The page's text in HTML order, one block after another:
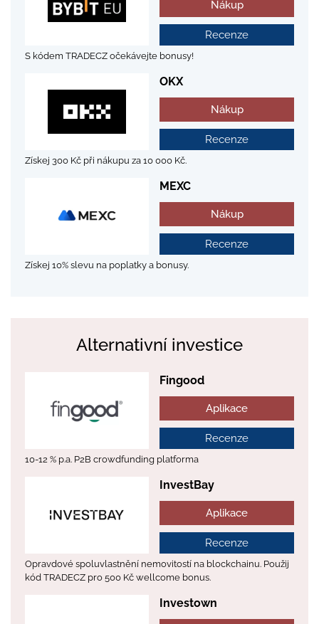
Nákup
Recenze
S kódem TRADECZ očekávejte bonusy!
OKX
Nákup
Recenze
Získej 300 Kč při nákupu za 10 000 Kč.
MEXC
Nákup
Recenze
Získej 10% slevu na poplatky a bonusy.
Alternativní investice
Fingood
Aplikace
Recenze
10-12 % p.a. P2B crowdfunding platforma
InvestBay
Aplikace
Recenze
Opravdové spoluvlastnění nemovitostí na blockchainu. Použij
kód TRADECZ pro 500 Kč wellcome bonus.
Investown